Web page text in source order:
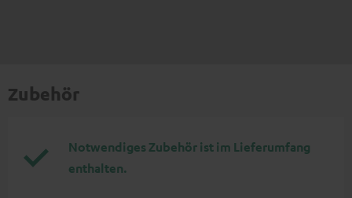
Zubehör
Notwendiges Zubehör ist im Lieferumfang
enthalten.